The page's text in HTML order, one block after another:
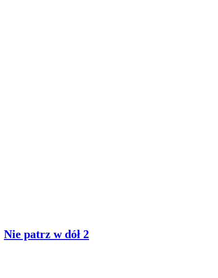
Nie patrz w dół 2